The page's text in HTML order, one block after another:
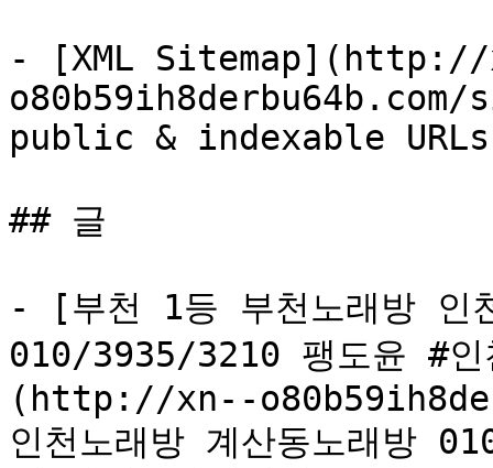
- [XML
public & indexable
## 글
- [부천 1등 부천노래방 인
010/3935/3210 팽도윤 #인
(http://xn--
인천노래방 계산동노래방